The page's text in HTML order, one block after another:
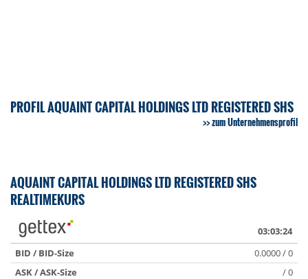
PROFIL AQUAINT CAPITAL HOLDINGS LTD REGISTERED SHS
zum Unternehmensprofil
AQUAINT CAPITAL HOLDINGS LTD REGISTERED SHS
REALTIMEKURS
03:03:24
BID / BID-Size
0.0000 / 0
ASK / ASK-Size
/ 0